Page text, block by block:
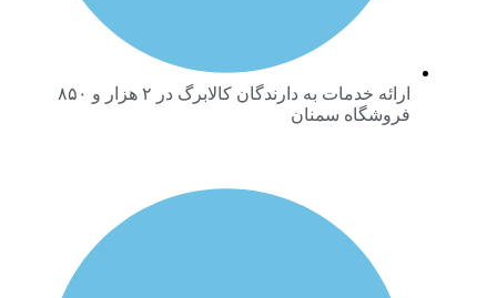
ارائه خدمات به دارندگان کالابرگ در ۲ هزار و ۸۵۰
فروشگاه سمنان